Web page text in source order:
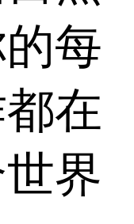
每
在
界